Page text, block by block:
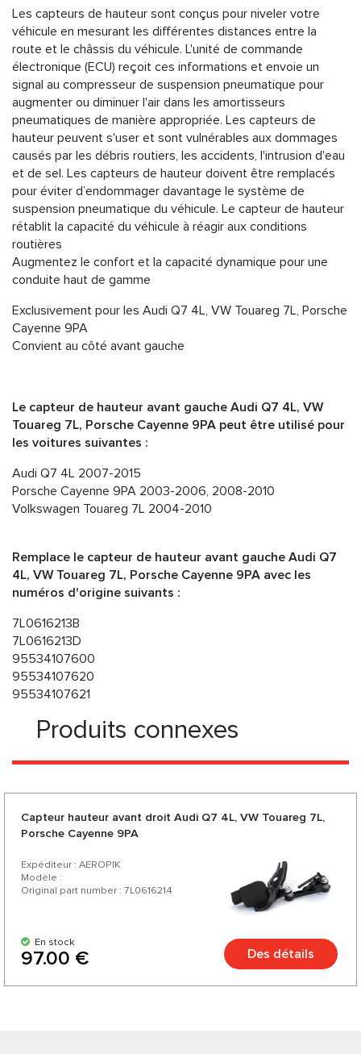
Les capteurs de hauteur sont conçus pour niveler votre
véhicule en mesurant les différentes distances entre la
route et le châssis du véhicule. L'unité de commande
électronique (ECU) reçoit ces informations et envoie un
signal au compresseur de suspension pneumatique pour
augmenter ou diminuer l'air dans les amortisseurs
pneumatiques de manière appropriée. Les capteurs de
hauteur peuvent s'user et sont vulnérables aux dommages
causés par les débris routiers, les accidents, l'intrusion d'eau
et de sel. Les capteurs de hauteur doivent être remplacés
pour éviter d’endommager davantage le système de
suspension pneumatique du véhicule. Le capteur de hauteur
rétablit la capacité du véhicule à réagir aux conditions
routières
Augmentez le confort et la capacité dynamique pour une
conduite haut de gamme
Exclusivement pour les Audi Q7 4L, VW Touareg 7L, Porsche
Cayenne 9PA
Convient au côté avant gauche
Le capteur de hauteur avant gauche Audi Q7 4L, VW
Touareg 7L, Porsche Cayenne 9PA peut être utilisé pour
les voitures suivantes :
Audi Q7 4L 2007-2015
Porsche Cayenne 9PA 2003-2006, 2008-2010
Volkswagen Touareg 7L 2004-2010
Remplace le capteur de hauteur avant gauche Audi Q7
4L, VW Touareg 7L, Porsche Cayenne 9PA avec les
numéros d'origine suivants :
7L0616213B
7L0616213D
95534107600
95534107620
95534107621
Produits connexes
Capteur hauteur avant droit Audi Q7 4L, VW Touareg 7L,
Porsche Cayenne 9PA
Expéditeur : AEROPIK
Modèle :
Original part number : 7L0616214
En stock
97.00 € Des détails